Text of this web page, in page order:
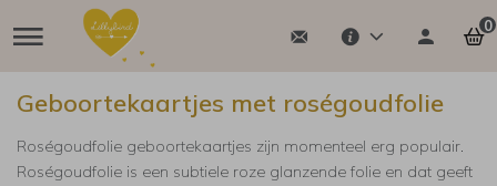
0
Geboortekaartjes met roségoudfolie
Roségoudfolie geboortekaartjes zijn momenteel erg populair.
Roségoudfolie is een subtiele roze glanzende folie en dat geeft